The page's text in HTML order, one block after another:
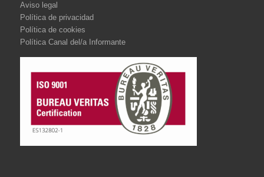
Aviso legal
Política de privacidad
Política de cookies
Política Canal del/a Informante